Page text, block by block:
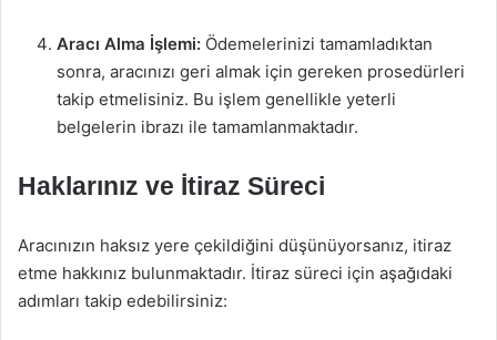
Aracı Alma İşlemi: Ödemelerinizi tamamladıktan
sonra, aracınızı geri almak için gereken prosedürleri
takip etmelisiniz. Bu işlem genellikle yeterli
belgelerin ibrazı ile tamamlanmaktadır.
Haklarınız ve İtiraz Süreci
Aracınızın haksız yere çekildiğini düşünüyorsanız, itiraz
etme hakkınız bulunmaktadır. İtiraz süreci için aşağıdaki
adımları takip edebilirsiniz: